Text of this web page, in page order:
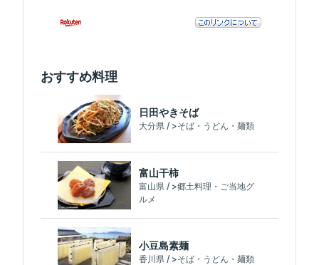
おすすめ料理
日田やきそば
大分県 / >そば・うどん・麺類
富山干柿
富山県 / >郷土料理・ご当地グ
ルメ
小豆島素麺
香川県 / >そば・うどん・麺類